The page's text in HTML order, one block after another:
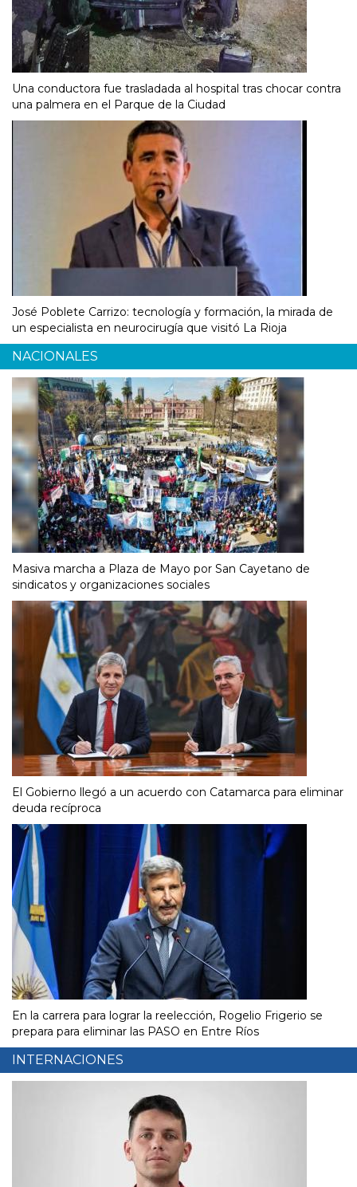
Una conductora fue trasladada al hospital tras chocar contra
una palmera en el Parque de la Ciudad
José Poblete Carrizo: tecnología y formación, la mirada de
un especialista en neurocirugía que visitó La Rioja
NACIONALES
Masiva marcha a Plaza de Mayo por San Cayetano de
sindicatos y organizaciones sociales
El Gobierno llegó a un acuerdo con Catamarca para eliminar
deuda recíproca
En la carrera para lograr la reelección, Rogelio Frigerio se
prepara para eliminar las PASO en Entre Ríos
INTERNACIONES